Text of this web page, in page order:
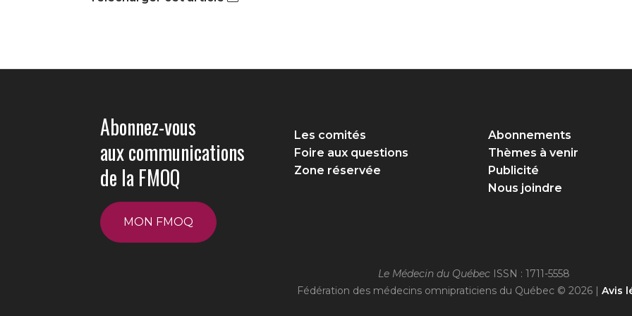
Abonnez-vous
aux communications
de la FMOQ
MON FMOQ
Les comités
Foire aux questions
Zone réservée
Abonnements
Thèmes à venir
Publicité
Nous joindre
Le Médecin du Québec ISSN : 1711-5558
Fédération des médecins omnipraticiens du Québec © 2026 | Avis